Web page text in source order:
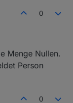
0
Menge Nullen.
Person
0